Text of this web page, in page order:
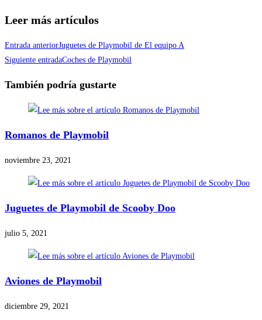
Leer más artículos
Entrada anteriorJuguetes de Playmobil de El equipo A
Siguiente entradaCoches de Playmobil
También podría gustarte
Romanos de Playmobil
noviembre 23, 2021
Juguetes de Playmobil de Scooby Doo
julio 5, 2021
Aviones de Playmobil
diciembre 29, 2021